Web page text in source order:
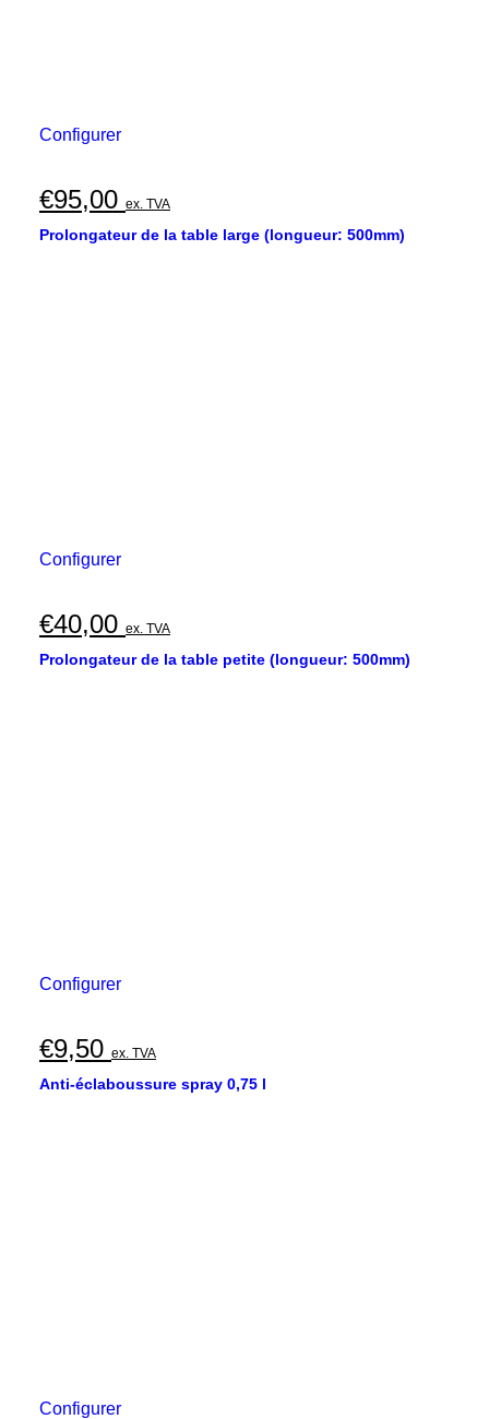
Configurer
€95,00 ex. TVA
Prolongateur de la table large (longueur: 500mm)
Configurer
€40,00 ex. TVA
Prolongateur de la table petite (longueur: 500mm)
Configurer
€9,50 ex. TVA
Anti-éclaboussure spray 0,75 l
Configurer